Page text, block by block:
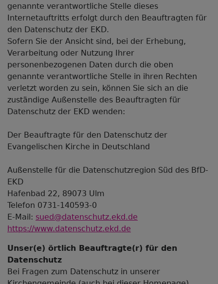
genannte verantwortliche Stelle dieses
Internetauftritts erfolgt durch den Beauftragten für
den Datenschutz der EKD.
Sofern Sie der Ansicht sind, bei der Erhebung,
Verarbeitung oder Nutzung Ihrer
personenbezogenen Daten durch die oben
genannte verantwortliche Stelle in ihren Rechten
verletzt worden zu sein, können Sie sich an die
zuständige Außenstelle des Beauftragten für
Datenschutz der EKD wenden:
Der Beauftragte für den Datenschutz der
Evangelischen Kirche in Deutschland
Außenstelle für die Datenschutzregion Süd des BfD-
EKD
Hafenbad 22, 89073 Ulm
Telefon 0731-140593-0
E-Mail: sued@datenschutz.ekd.de
https://www.datenschutz.ekd.de
Unser(e) örtlich Beauftragte(r) für den
Datenschutz
Bei Fragen zum Datenschutz in unserer